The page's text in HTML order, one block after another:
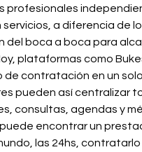
profesionales
servicios, a diferencia de
del boca a boca para
plataformas como
de contratación en un solo
pueden así centralizar
consultas, agendas y
encontrar un
las 24hs,